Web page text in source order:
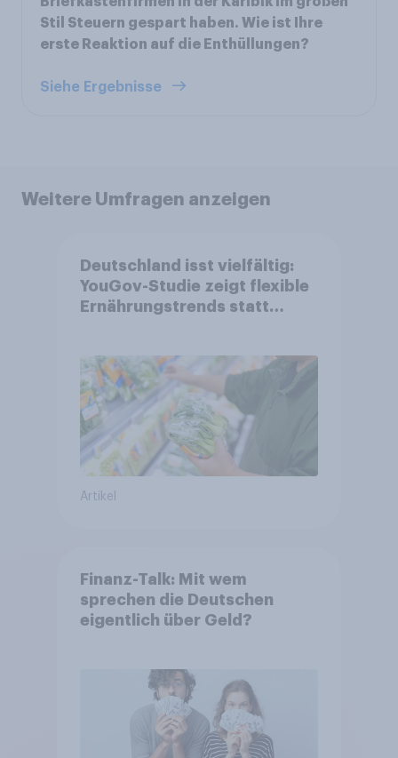
Stil Steuern gespart haben. Wie ist Ihre
erste Reaktion auf die Enthüllungen?
Siehe Ergebnisse
Weitere Umfragen anzeigen
Deutschland isst vielfältig:
YouGov-Studie zeigt flexible
Ernährungstrends statt
Artikel
Finanz-Talk: Mit wem
sprechen die Deutschen
eigentlich über Geld?